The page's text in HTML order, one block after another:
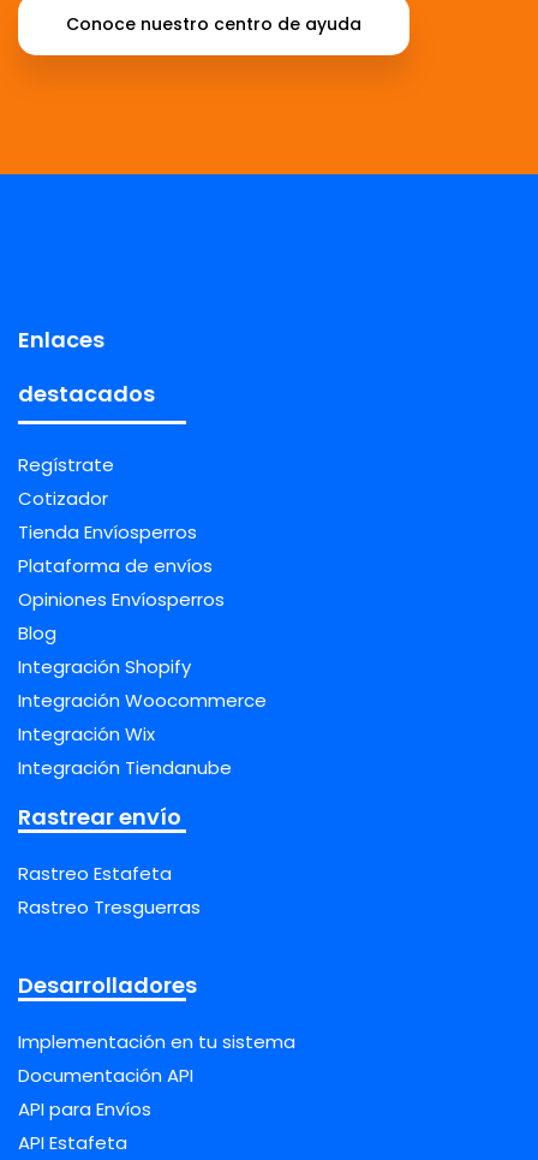
Conoce nuestro centro de ayuda
Enlaces
destacados
Regístrate
Cotizador
Tienda Envíosperros
Plataforma de envíos
Opiniones Envíosperros
Blog
Integración Shopify
Integración Woocommerce
Integración Wix
Integración Tiendanube
Rastrear envío
Rastreo Estafeta
Rastreo Tresguerras
Desarrolladores
Implementación en tu sistema
Documentación API
API para Envíos
API Estafeta